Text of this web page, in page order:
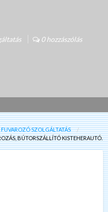
0 hozzászólás
SZOLGÁLTATÁS
BÚTORSZÁLLÍTÓ KISTEHERAUTÓ.